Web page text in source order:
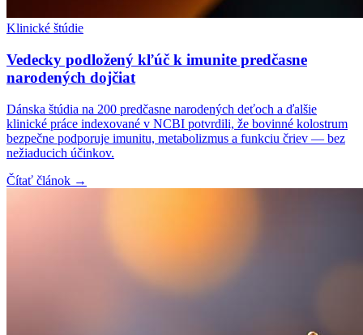
Klinické štúdie
Vedecky podložený kľúč k imunite predčasne
narodených dojčiat
Dánska štúdia na 200 predčasne narodených deťoch a ďalšie
klinické práce indexované v NCBI potvrdili, že bovinné kolostrum
bezpečne podporuje imunitu, metabolizmus a funkciu čriev — bez
nežiaducich účinkov.
Čítať článok →